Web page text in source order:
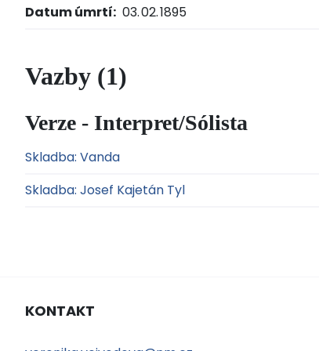
Datum úmrtí: 03. 02. 1895
Vazby (1)
Verze - Interpret/Sólista
Skladba: Vanda
Skladba: Josef Kajetán Tyl
KONTAKT